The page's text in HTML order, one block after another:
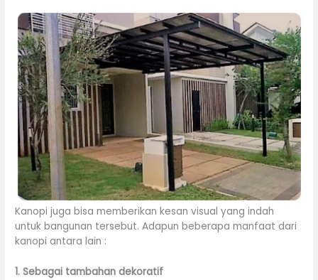
Kanopi juga bisa memberikan kesan visual yang indah
untuk bangunan tersebut. Adapun beberapa manfaat dari
kanopi antara lain :
1. Sebagai tambahan dekoratif